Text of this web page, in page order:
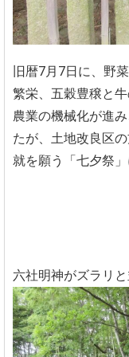
旧暦7月7日に、野
繁栄、五穀豊穣と
農業の機械化が進
たが、土地改良区
就を願う「七夕祭
六社明神がズラリと